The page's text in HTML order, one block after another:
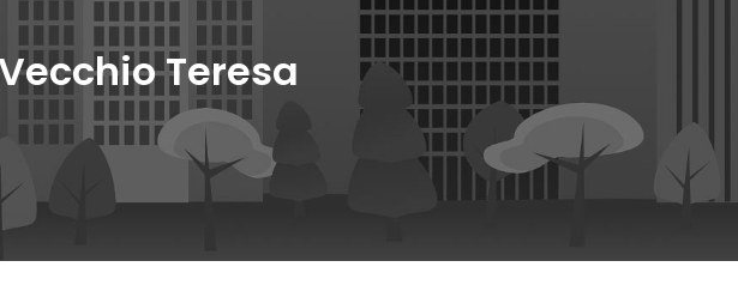
Teresa